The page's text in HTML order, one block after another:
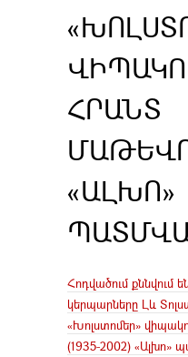
ՀՐԱՆՏ
«ԱԼԽՈ»
Հոդվածում քննվում
կերպարները Լև
«Խոլստոմեր»
(1935-2002) «Ալխո»